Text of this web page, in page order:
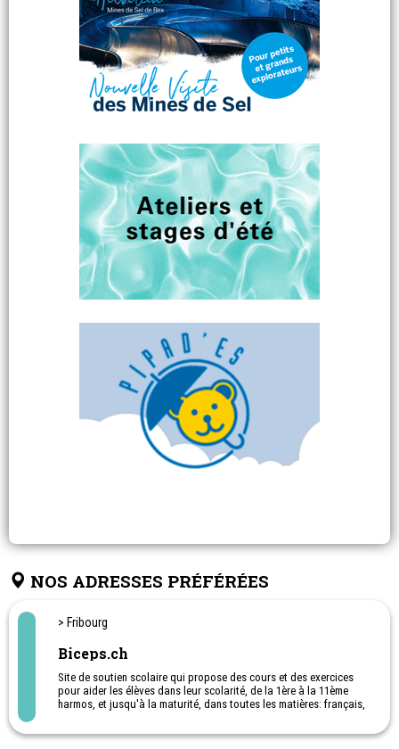
NOS ADRESSES PRÉFÉRÉES
> Fribourg
Biceps.ch
Site de soutien scolaire qui propose des cours et des exercices
pour aider les élèves dans leur scolarité, de la 1ère à la 11ème
harmos, et jusqu'à la maturité, dans toutes les matières: français,